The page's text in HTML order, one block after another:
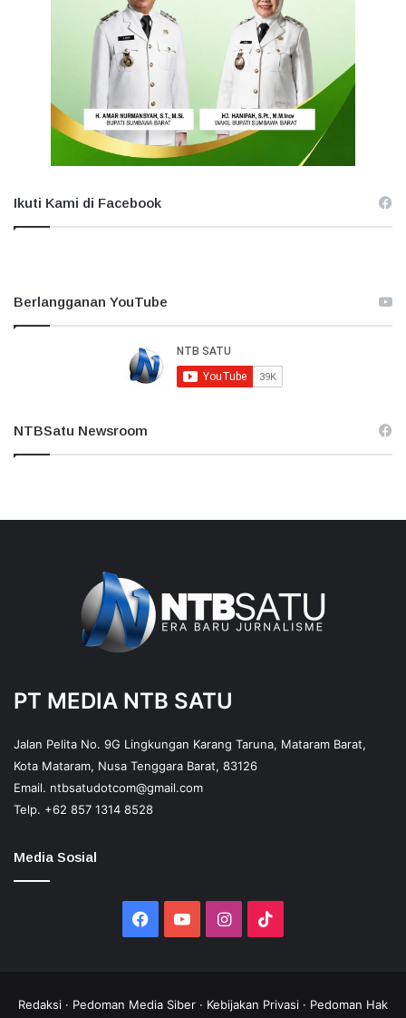
Ikuti Kami di Facebook
Berlangganan YouTube
NTBSatu Newsroom
PT MEDIA NTB SATU
Jalan Pelita No. 9G Lingkungan Karang Taruna, Mataram Barat,
Kota Mataram, Nusa Tenggara Barat, 83126
Email. ntbsatudotcom@gmail.com
Telp. +62 857 1314 8528
Media Sosial
Facebook
YouTubeInstagram
Redaksi · Pedoman Media Siber · Kebijakan Privasi · Pedoman Hak